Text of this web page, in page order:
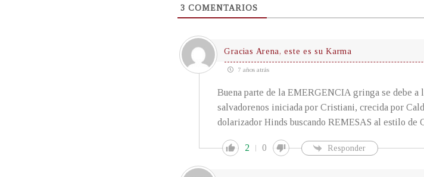
3 COMENTARIOS
Gracias Arena, este es su Karma
7 años atrás
Buena parte de la EMERGENCIA gringa se debe
salvadorenos iniciada por Cristiani, crecida por
dolarizador Hinds buscando REMESAS al estilo de
2 0 Responder